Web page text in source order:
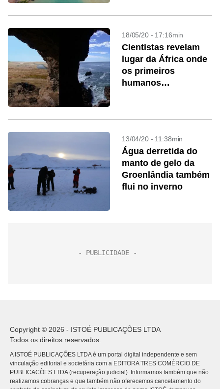
18/05/20 - 17:16min
Cientistas revelam
lugar da África onde
os primeiros
humanos
13/04/20 - 11:38min
Água derretida do
manto de gelo da
Groenlândia também
flui no inverno
Copyright © 2026 - ISTOÉ PUBLICAÇÕES LTDA
Todos os direitos reservados.
A ISTOÉ PUBLICAÇÕES LTDA é um portal digital independente e sem
vinculação editorial e societária com a EDITORA TRES COMÉRCIO DE
PUBLICACÕES LTDA (recuperação judicial). Informamos também que não
realizamos cobranças e que também não oferecemos cancelamento do